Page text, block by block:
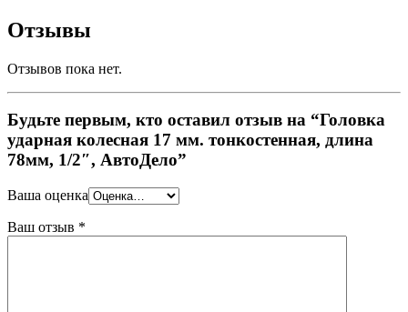
Отзывы
Отзывов пока нет.
Будьте первым, кто оставил отзыв на “Головка
ударная колесная 17 мм. тонкостенная, длина
78мм, 1/2″, АвтоДело”
Ваша оценка
Ваш отзыв *